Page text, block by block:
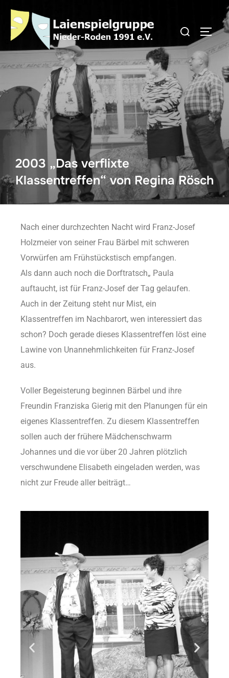
2003 „Das verflixte
Klassentreffen“ von Regina Rösch
Nach einer durchzechten Nacht wird Franz-Josef
Holzmeier von seiner Frau Bärbel mit schweren
Vorwürfen am Frühstückstisch empfangen.
Als dann auch noch die Dorftratsch„ Paula
auftaucht, ist für Franz-Josef der Tag gelaufen.
Auch in der Zeitung steht nur Mist, ein
Klassentreffen im Nachbarort, wen interessiert das
schon? Doch gerade dieses Klassentreffen löst eine
Lawine von Unannehmlichkeiten für Franz-Josef
aus.
Voller Begeisterung beginnen Bärbel und ihre
Freundin Franziska Gierig mit den Planungen für ein
eigenes Klassentreffen. Zu diesem Klassentreffen
sollen auch der frühere Mädchenschwarm
Johannes und die vor über 20 Jahren plötzlich
verschwundene Elisabeth eingeladen werden, was
nicht zur Freude aller beiträgt…